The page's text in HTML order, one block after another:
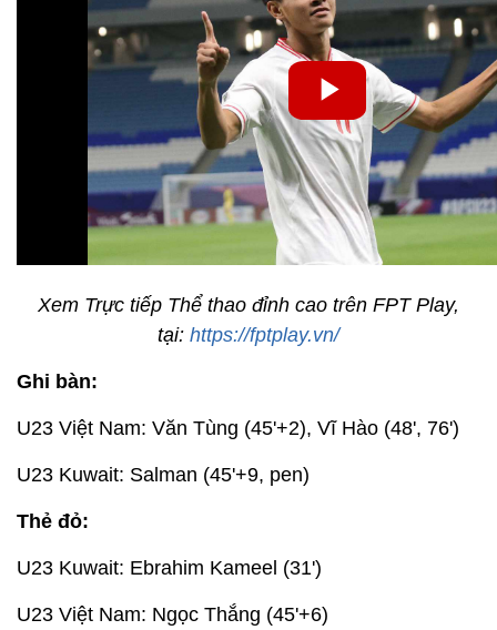
Xem Trực tiếp Thể thao đỉnh cao trên FPT Play,
tại: https://fptplay.vn/
Ghi bàn:
U23 Việt Nam: Văn Tùng (45'+2), Vĩ Hào (48', 76')
U23 Kuwait: Salman (45'+9, pen)
Thẻ đỏ:
U23 Kuwait: Ebrahim Kameel (31')
U23 Việt Nam: Ngọc Thắng (45'+6)